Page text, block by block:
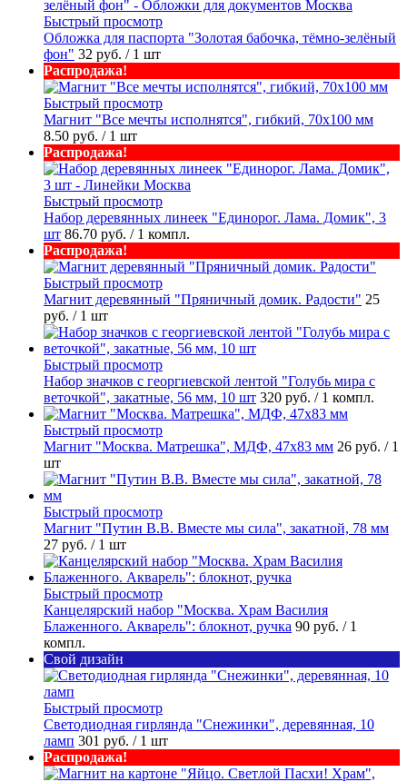
Быстрый просмотр
Обложка для паспорта "Золотая бабочка, тёмно-зелёный
фон" 32 руб. / 1 шт
Распродажа!
Быстрый просмотр
Магнит "Все мечты исполнятся", гибкий, 70х100 мм
8.50 руб. / 1 шт
Распродажа!
Быстрый просмотр
Набор деревянных линеек "Единорог. Лама. Домик", 3
шт 86.70 руб. / 1 компл.
Распродажа!
Быстрый просмотр
Магнит деревянный "Пряничный домик. Радости" 25
руб. / 1 шт
Быстрый просмотр
Набор значков с георгиевской лентой "Голубь мира с
веточкой", закатные, 56 мм, 10 шт 320 руб. / 1 компл.
Быстрый просмотр
Магнит "Москва. Матрешка", МДФ, 47х83 мм 26 руб. / 1
шт
Быстрый просмотр
Магнит "Путин В.В. Вместе мы сила", закатной, 78 мм
27 руб. / 1 шт
Быстрый просмотр
Канцелярский набор "Москва. Храм Василия
Блаженного. Акварель": блокнот, ручка 90 руб. / 1
компл.
Свой дизайн
Быстрый просмотр
Светодиодная гирлянда "Снежинки", деревянная, 10
ламп 301 руб. / 1 шт
Распродажа!